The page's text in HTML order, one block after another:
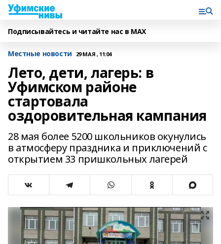
Подписывайтесь и читайте нас в MAX
Местные новости 29 МАЯ , 11:04
Лето, дети, лагерь: в
Уфимском районе
стартовала
оздоровительная кампания
28 мая более 5200 школьников окунулись
в атмосферу праздника и приключений с
открытием 33 пришкольных лагерей